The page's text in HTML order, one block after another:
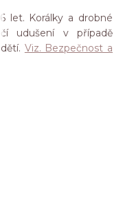
let. Korálky a drobné
udušení v případě
Viz. Bezpečnost a